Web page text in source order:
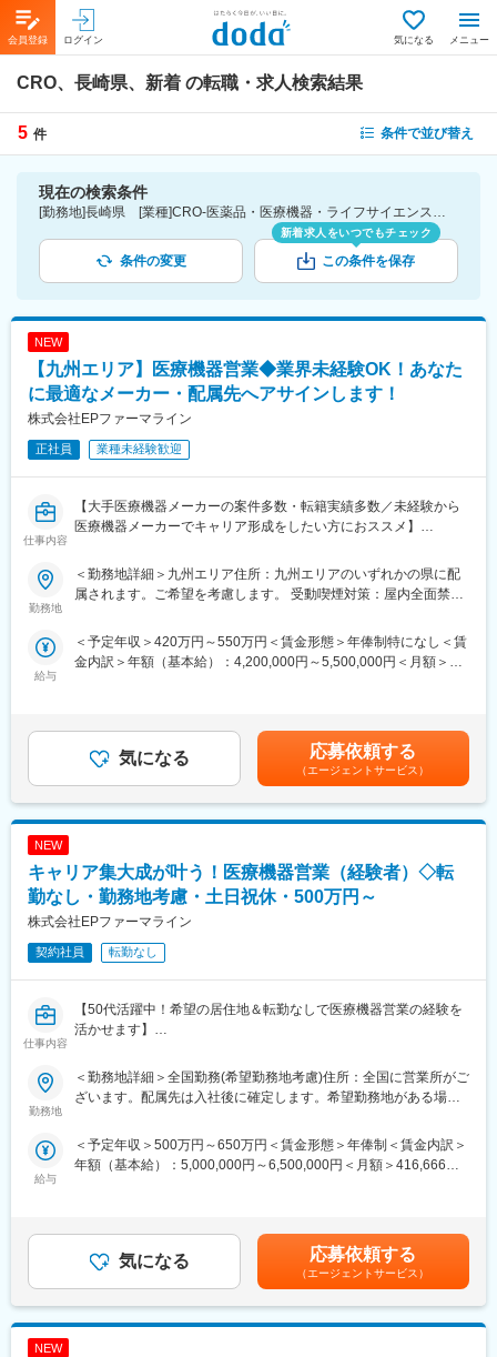
会員登録 ログイン 気になる メニュー
CRO、長崎県、新着 の転職・求人検索結果
5 件 条件で並び替え
現在の検索条件
[勤務地]長崎県 [業種]CRO-医薬品・医療機器・ライフサイエンス・医療系サービス [こだわり条件ピックアップ]新着
条件の変更
新着求人をいつでもチェック
この条件を保存
NEW
【九州エリア】医療機器営業◆業界未経験OK！あなた
に最適なメーカー・配属先へアサインします！
株式会社EPファーマライン
正社員 業種未経験歓迎
仕事内容
【大手医療機器メーカーの案件多数・転籍実績多数／未経験から
医療機器メーカーでキャリア形成をしたい方におススメ】
■概要：
入社後は配属前研修を受けたのち、当社クライアントである医療
カテーテル、検査機器、電子カルテ、中には医療系Saas製品など
少しでも医療業界でキャリア形成したい！というお気持ちのある
方はカジュアル面談からの参加でも構いませんので一度ご応募く
ださい！
他では見かけないような大手メーカーの案件や最先端製品の案件
を保有しています。また、原則的に一時的な補充要員としてでは
なく将来的なメーカーへの転籍（メーカー雇用への切り替え）も
視野に入れた内容でPJを受諾しています。これを可能にしている
背景としては、他社CSOに比べて、比較的少数規模を保って運営
を行っているからこそプロジェクトマネージャーの目が行き届く
■入社後も強力なバックアップを受けられます！
があればいつでも連絡できる距離感です。1～2カ月に一度の面談
も実施しており、日々の業務だけでなく中長期的な視点での相談
制度により、キャリアや年収アップに向けた目標を定めやすい環
境です。
ています。これも比較的少数規模に抑えて運営を行っているから
こそ実現ができていることであり、強みの部分です。
■数字で見るEPファーマライン（2025年10月時点）：
・従業員数1400名以上／入社3年以内の離職率6%
勤務地
＜勤務地詳細＞九州エリア住所：九州エリアのいずれかの県に配
属されます。ご希望を考慮します。 受動喫煙対策：屋内全面禁煙
給与
＜予定年収＞420万円～550万円＜賃金形態＞年俸制特になし＜賃
金内訳＞年額（基本給）：4,200,000円～5,500,000円＜月額＞
気になる 応募依頼する
（エージェントサービス）
NEW
キャリア集大成が叶う！医療機器営業（経験者）◇転
勤なし・勤務地考慮・土日祝休・500万円～
株式会社EPファーマライン
契約社員 転勤なし
仕事内容
【50代活躍中！希望の居住地＆転勤なしで医療機器営業の経験を
活かせます】
【はじめに】
大手CSO、EPファーマラインでは医療機器営業においてベテラン
方が可能です。
主に医療機器メーカーを早期退職したメンバー、介護などで短期
【業務内容】
入社後は配属前研修を受けたのち、当社クライアントである医療
機器メーカーへ配属されます。
行っていただくお仕事は、医療機器メーカーとして製品のシェア
勤務地
＜勤務地詳細＞全国勤務(希望勤務地考慮)住所：全国に営業所がご
ざいます。配属先は入社後に確定します。希望勤務地がある場合
ます。）変更の範囲：会社の定める事業所
給与
＜予定年収＞500万円～650万円＜賃金形態＞年俸制＜賃金内訳＞
年額（基本給）：5,000,000円～6,500,000円＜月額＞416,666円
気になる 応募依頼する
（エージェントサービス）
NEW